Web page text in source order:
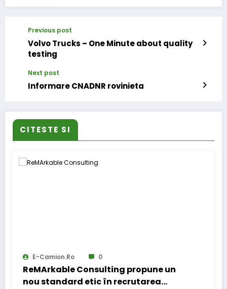
Previous post
Volvo Trucks – One Minute about quality
testing
Next post
Informare CNADNR rovinieta
CITESTE SI
E-Camion.ro 0
ReMArkable Consulting propune un
nou standard etic în recrutarea